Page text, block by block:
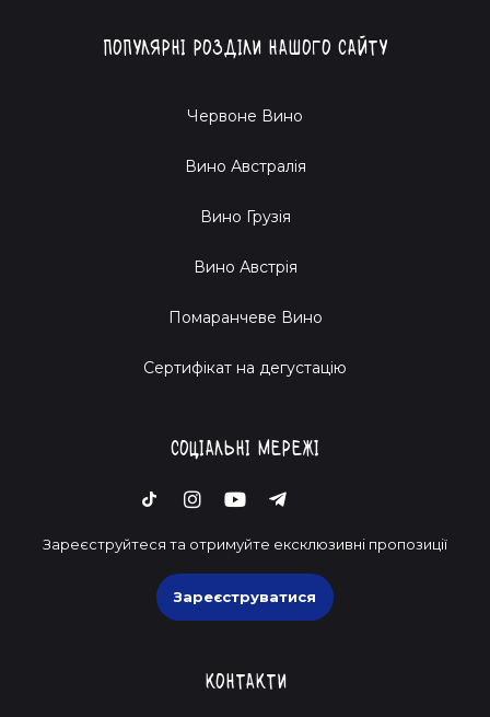
Популярні розділи нашого сайту
Червоне Вино
Вино Австралія
Вино Грузія
Вино Австрія
Помаранчеве Вино
Cертифікат на дегустацію
Соціальні мережі
Зареєструйтеся та отримуйте ексклюзивні пропозиції
Зареєструватися
Контакти